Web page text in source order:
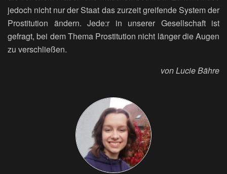
jedoch nicht nur der Staat das zurzeit greifende System der
Prostitution ändern. Jede:r in unserer Gesellschaft ist
gefragt, bei dem Thema Prostitution nicht länger die Augen
zu verschließen.
von Lucie Bähre